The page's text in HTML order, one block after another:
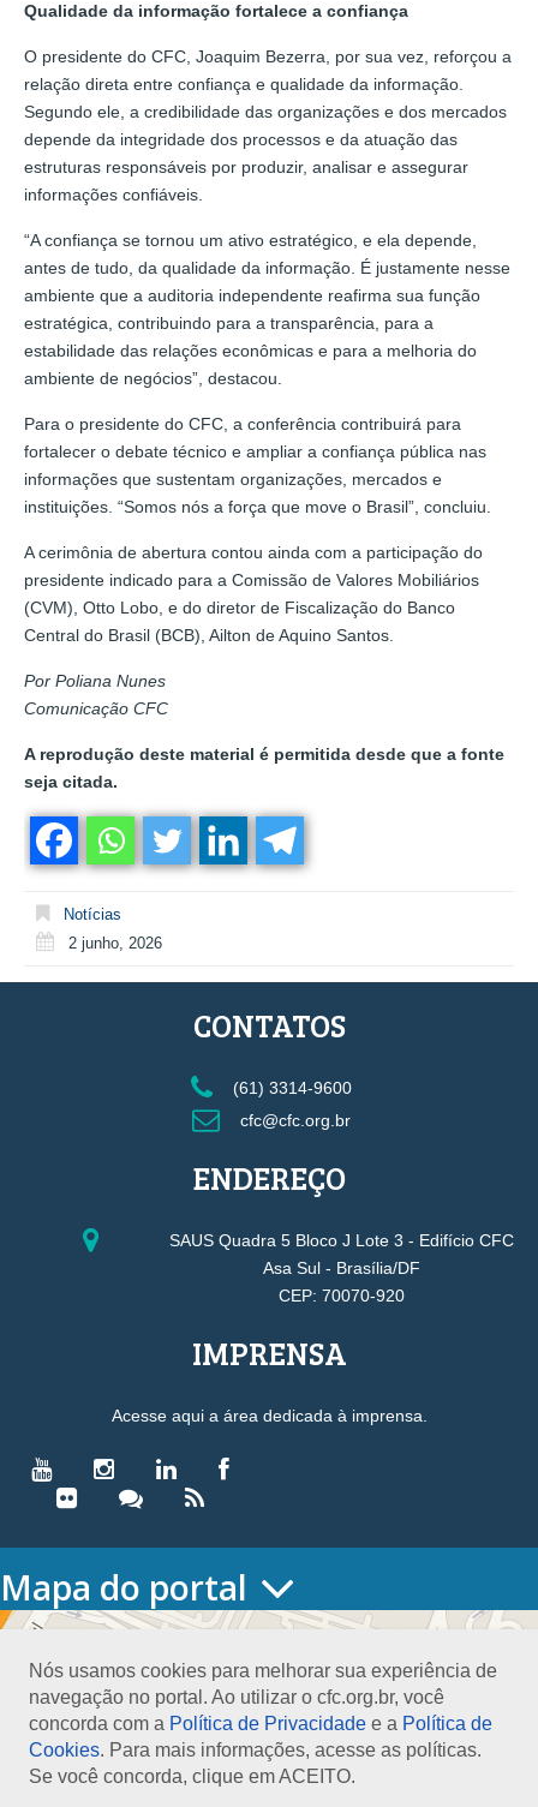
Qualidade da informação fortalece a confiança
O presidente do CFC, Joaquim Bezerra, por sua vez, reforçou a
relação direta entre confiança e qualidade da informação.
Segundo ele, a credibilidade das organizações e dos mercados
depende da integridade dos processos e da atuação das
estruturas responsáveis por produzir, analisar e assegurar
informações confiáveis.
“A confiança se tornou um ativo estratégico, e ela depende,
antes de tudo, da qualidade da informação. É justamente nesse
ambiente que a auditoria independente reafirma sua função
estratégica, contribuindo para a transparência, para a
estabilidade das relações econômicas e para a melhoria do
ambiente de negócios”, destacou.
Para o presidente do CFC, a conferência contribuirá para
fortalecer o debate técnico e ampliar a confiança pública nas
informações que sustentam organizações, mercados e
instituições. “Somos nós a força que move o Brasil”, concluiu.
A cerimônia de abertura contou ainda com a participação do
presidente indicado para a Comissão de Valores Mobiliários
(CVM), Otto Lobo, e do diretor de Fiscalização do Banco
Central do Brasil (BCB), Ailton de Aquino Santos.
Por Poliana Nunes
Comunicação CFC
A reprodução deste material é permitida desde que a fonte
seja citada.
Notícias
2 junho, 2026
Nós usamos cookies para melhorar sua experiência de
navegação no portal. Ao utilizar o cfc.org.br, você
concorda com a Política de Privacidade e a Política de
Cookies. Para mais informações, acesse as políticas.
Se você concorda, clique em ACEITO.
CONTATOS
(61) 3314-9600
cfc@cfc.org.br
ENDEREÇO
SAUS Quadra 5 Bloco J Lote 3 - Edifício CFC
Asa Sul - Brasília/DF
CEP: 70070-920
IMPRENSA
Acesse aqui a área dedicada à imprensa.
Mapa do portal
HOME
Conselho Diretor
Nossa Sede
Planejamento
Organograma
Medalha João Lyra